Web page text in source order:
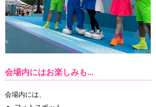
会場内にはお楽しみも…
会場内には、